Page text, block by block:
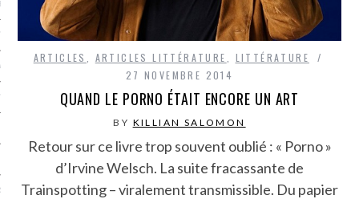
BONHEUR
GUERRE
ARTICLES ARTICLES LITTÉRATURE
LITTÉRATURE
27 NOVEMBRE 2014
QUAND LE PORNO ÉTAIT ENCORE UN ART
BY KILLIAN SALOMON
Retour sur ce livre trop souvent oublié : « Porno »
d’Irvine Welsch. La suite fracassante de
Trainspotting – viralement transmissible. Du papier